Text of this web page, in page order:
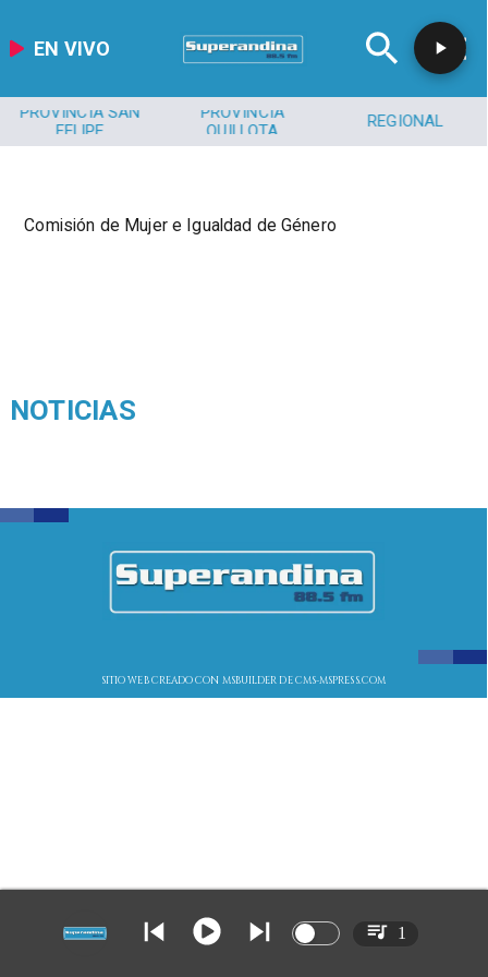
EN VIVO
PROVINCIA SAN
FELIPE
PROVINCIA
QUILLOTA
REGIONAL
Comisión de Mujer e Igualdad de Género
NOTICIAS
SITIO WEB CREADO CON MSBUILDER DE CMS-MSPRESS.COM
1